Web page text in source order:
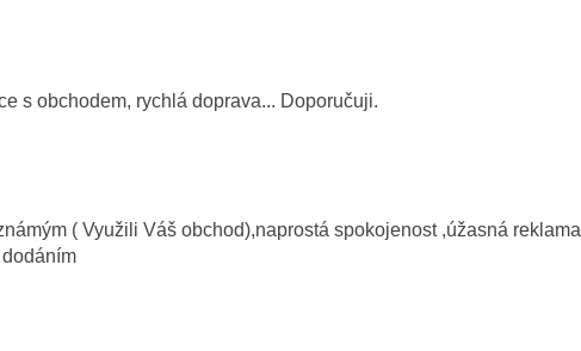
s obchodem, rychlá doprava... Doporučuji.
( Využili Váš obchod),naprostá spokojenost ,úžasná reklama